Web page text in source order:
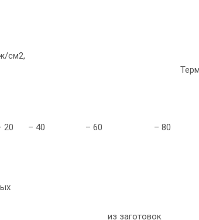
см2,
20 – 40 – 60 – 80
из заготовок